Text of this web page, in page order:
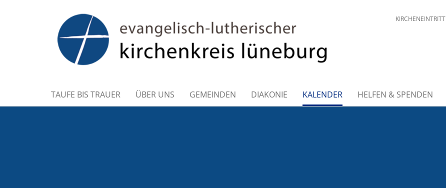
KIRCHENEINTRITT
TAUFE BIS TRAUER ÜBER UNS GEMEINDEN DIAKONIE KALENDER HELFEN & SPENDEN